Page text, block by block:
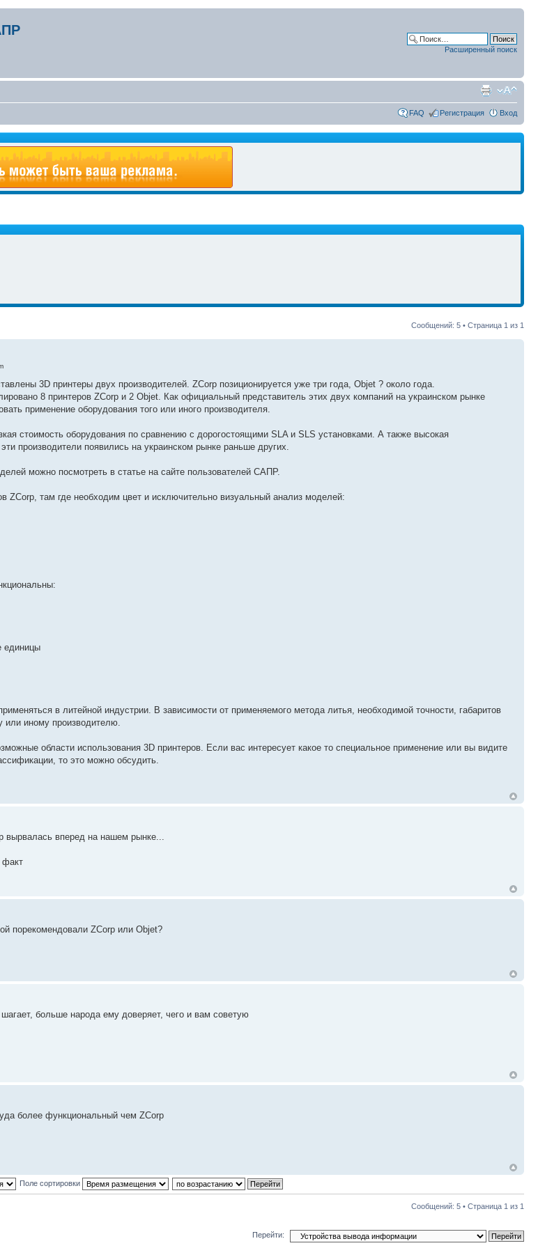
Расширенный поиск
FAQ Регистрация Вход
Сообщений: 5 • Страница 1 из 1
3D принтеры двух производителей. ZCorp позиционируется уже три года, Objet ? около года.
8 принтеров ZCorp и 2 Objet. Как официальный представитель этих двух компаний на украинском рынке
применение оборудования того или иного производителя.
стоимость оборудования по сравнению с дорогостоящими SLA и SLS установками. А также высокая
производители появились на украинском рынке раньше других.
можно посмотреть в статье на сайте пользователей САПР.
ZCorp, там где необходим цвет и исключительно визуальный анализ моделей:
единицы
в литейной индустрии. В зависимости от применяемого метода литья, необходимой точности, габаритов
или иному производителю.
области использования 3D принтеров. Если вас интересует какое то специальное применение или вы видите
то это можно обсудить.
вырвалась вперед на нашем рынке...
факт
порекомендовали ZCorp или Objet?
больше народа ему доверяет, чего и вам советую
более функциональный чем ZCorp
Поле сортировки
Сообщений: 5 • Страница 1 из 1
Перейти: